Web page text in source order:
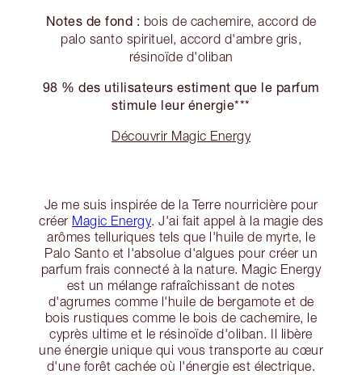
Notes de fond : bois de cachemire, accord de
palo santo spirituel, accord d'ambre gris,
résinoïde d'oliban
98 % des utilisateurs estiment que le parfum
stimule leur énergie***
Découvrir Magic Energy
Je me suis inspirée de la Terre nourricière pour
créer Magic Energy. J'ai fait appel à la magie des
arômes telluriques tels que l'huile de myrte, le
Palo Santo et l'absolue d'algues pour créer un
parfum frais connecté à la nature. Magic Energy
est un mélange rafraîchissant de notes
d'agrumes comme l'huile de bergamote et de
bois rustiques comme le bois de cachemire, le
cyprès ultime et le résinoïde d'oliban. Il libère
une énergie unique qui vous transporte au cœur
d'une forêt cachée où l'énergie est électrique.